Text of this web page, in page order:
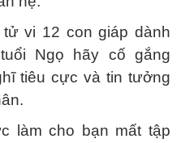
vi 12 con giáp dành
Ngọ hãy cố gắng
tiêu cực và tin tưởng
làm cho bạn mất tập